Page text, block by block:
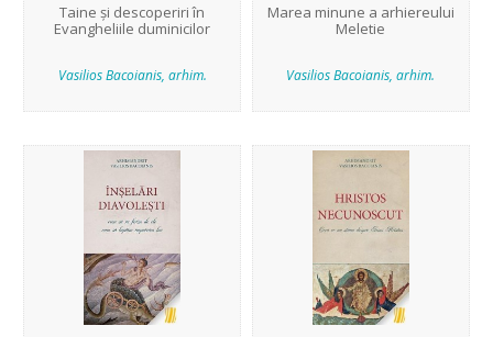
Taine și descoperiri în
Evangheliile duminicilor
Vasilios Bacoianis, arhim.
Marea minune a arhiereului
Meletie
Vasilios Bacoianis, arhim.